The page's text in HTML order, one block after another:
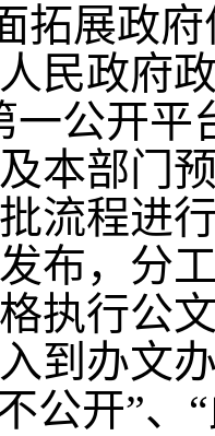
拓展政
民政府
一公开
本部门
流程进
布，分
执行公
到办文
公开”、